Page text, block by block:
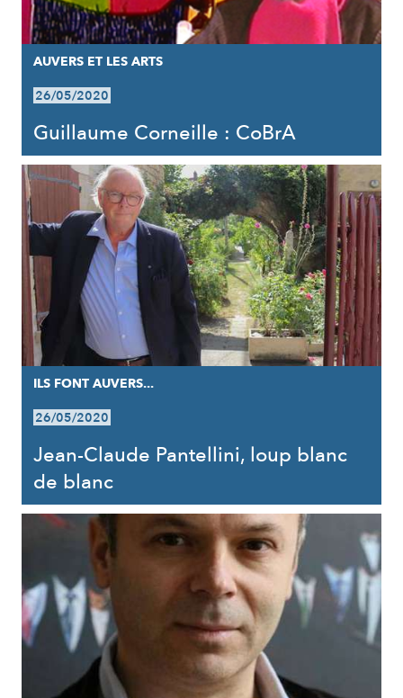
AUVERS ET LES ARTS
26/05/2020
Guillaume Corneille : CoBrA
ILS FONT AUVERS...
26/05/2020
Jean-Claude Pantellini, loup blanc
de blanc